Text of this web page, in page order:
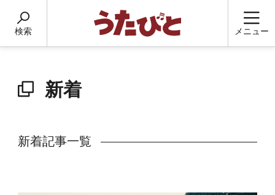
検索 メニュー
新着
新着記事一覧